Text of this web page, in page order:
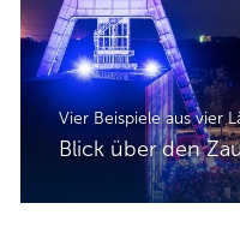
Vier Beispiele aus vier
Blick über den